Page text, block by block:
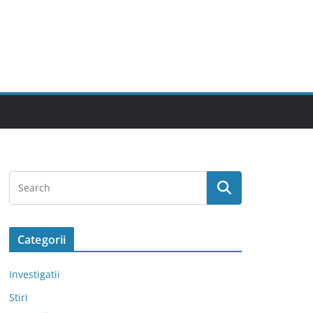
Categorii
Investigatii
Stiri